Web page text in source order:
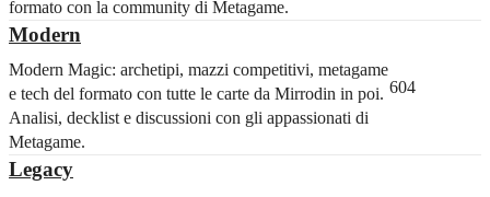
formato con la community di Metagame.
Modern
Modern Magic: archetipi, mazzi competitivi, metagame
e tech del formato con tutte le carte da Mirrodin in poi.
Analisi, decklist e discussioni con gli appassionati di
Metagame.
604
Legacy